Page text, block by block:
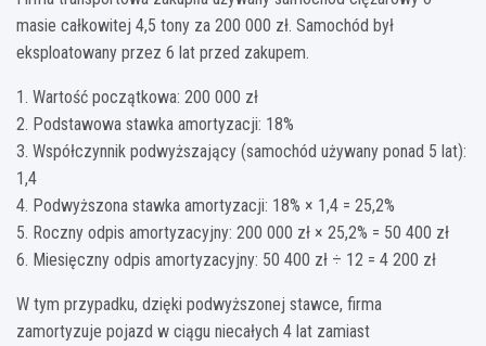
masie całkowitej 4,5 tony za 200 000 zł. Samochód był
eksploatowany przez 6 lat przed zakupem.
1. Wartość początkowa: 200 000 zł
2. Podstawowa stawka amortyzacji: 18%
3. Współczynnik podwyższający (samochód używany ponad 5 lat):
1,4
4. Podwyższona stawka amortyzacji: 18% × 1,4 = 25,2%
5. Roczny odpis amortyzacyjny: 200 000 zł × 25,2% = 50 400 zł
6. Miesięczny odpis amortyzacyjny: 50 400 zł ÷ 12 = 4 200 zł
W tym przypadku, dzięki podwyższonej stawce, firma
zamortyzuje pojazd w ciągu niecałych 4 lat zamiast